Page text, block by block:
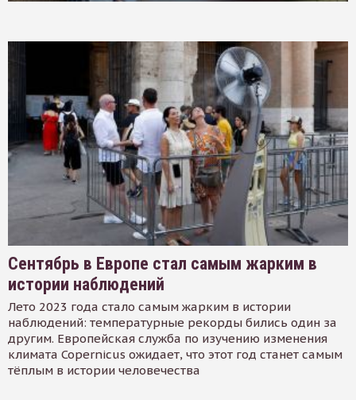
Сентябрь в Европе стал самым жарким в
истории наблюдений
Лето 2023 года стало самым жарким в истории
наблюдений: температурные рекорды бились один за
другим. Европейская служба по изучению изменения
климата Copernicus ожидает, что этот год станет самым
тёплым в истории человечества